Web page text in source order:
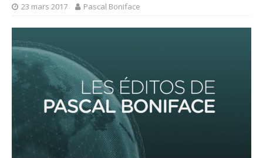
23 mars 2017 Pascal Boniface